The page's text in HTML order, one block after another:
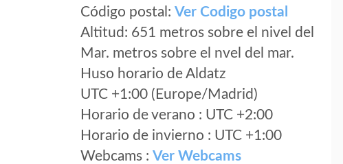
Código postal: Ver Codigo postal
Altitud: 651 metros sobre el nivel del
Mar. metros sobre el nvel del mar.
Huso horario de Aldatz
UTC +1:00 (Europe/Madrid)
Horario de verano : UTC +2:00
Horario de invierno : UTC +1:00
Webcams : Ver Webcams